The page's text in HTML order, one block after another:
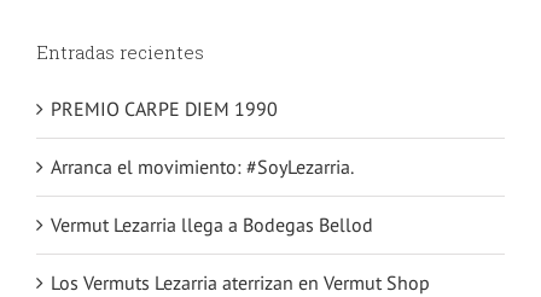
Entradas recientes
PREMIO CARPE DIEM 1990
Arranca el movimiento: #SoyLezarria.
Vermut Lezarria llega a Bodegas Bellod
Los Vermuts Lezarria aterrizan en Vermut Shop